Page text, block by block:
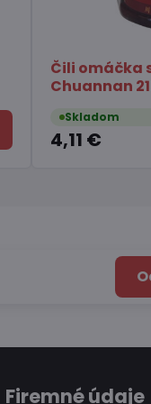
košíka
Firemné údaje